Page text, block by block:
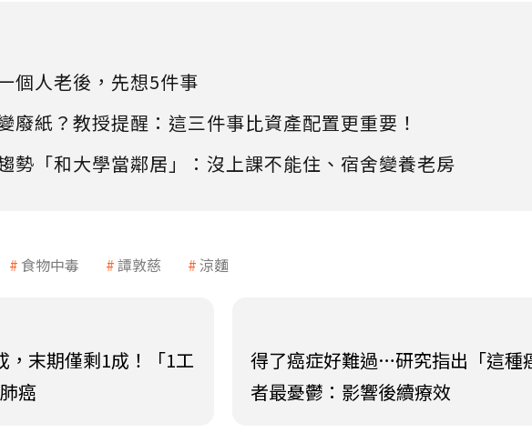
個人老後，先想5件事
廢紙？教授提醒：這三件事比資產配置更重要！
勢「和大學當鄰居」：沒上課不能住、宿舍變養老房
食物中毒 譚敦慈 涼麵
，末期僅剩1成！「1工
癌
得了癌症好難過…研究指出「這種
者最憂鬱：影響後續療效